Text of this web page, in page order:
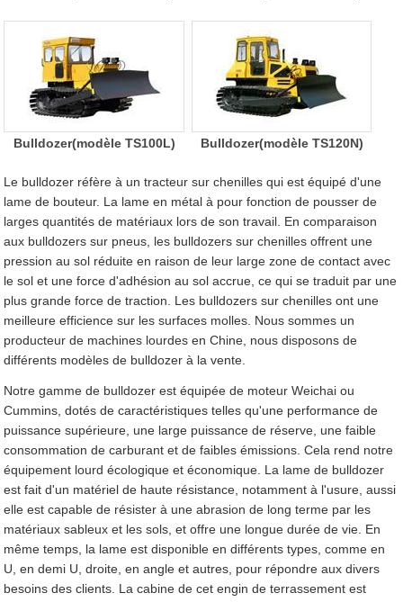
Bulldozer(modèle TS100L) Bulldozer(modèle TS120N)
Le bulldozer réfère à un tracteur sur chenilles qui est équipé d'une
lame de bouteur. La lame en métal à pour fonction de pousser de
larges quantités de matériaux lors de son travail. En comparaison
aux bulldozers sur pneus, les bulldozers sur chenilles offrent une
pression au sol réduite en raison de leur large zone de contact avec
le sol et une force d'adhésion au sol accrue, ce qui se traduit par une
plus grande force de traction. Les bulldozers sur chenilles ont une
meilleure efficience sur les surfaces molles. Nous sommes un
producteur de machines lourdes en Chine, nous disposons de
différents modèles de bulldozer à la vente.
Notre gamme de bulldozer est équipée de moteur Weichai ou
Cummins, dotés de caractéristiques telles qu'une performance de
puissance supérieure, une large puissance de réserve, une faible
consommation de carburant et de faibles émissions. Cela rend notre
équipement lourd écologique et économique. La lame de bulldozer
est fait d'un matériel de haute résistance, notamment à l'usure, aussi
elle est capable de résister à une abrasion de long terme par les
matériaux sableux et les sols, et offre une longue durée de vie. En
même temps, la lame est disponible en différents types, comme en
U, en demi U, droite, en angle et autres, pour répondre aux divers
besoins des clients. La cabine de cet engin de terrassement est